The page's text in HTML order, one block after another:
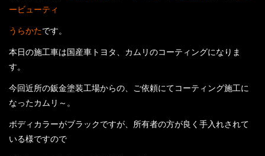
コーティングギャラリー
最新情報
ービューティ
うらかたです。
本日の施工車は国産車トヨタ、カムリのコーティングになりま
す。
今回近所の鈑金塗装工場からの、ご依頼にてコーティング施工に
なったカムリ～。
ボディカラーがブラックですが、所有者の方が良く手入れされて
いる様ですので